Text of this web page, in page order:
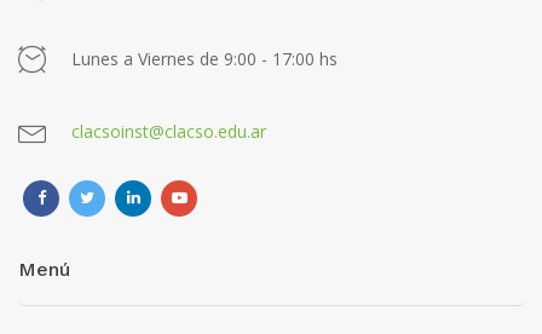
Lunes a Viernes de 9:00 - 17:00 hs
clacsoinst@clacso.edu.ar
Menú